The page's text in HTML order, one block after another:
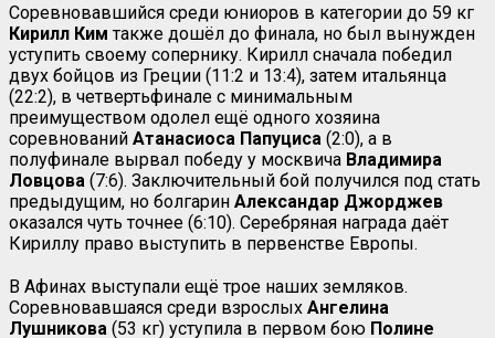
Соревновавшийся среди юниоров в категории до 59 кг
Кирилл Ким также дошёл до финала, но был вынужден
уступить своему сопернику. Кирилл сначала победил
двух бойцов из Греции (11:2 и 13:4), затем итальянца
(22:2), в четвертьфинале с минимальным
преимуществом одолел ещё одного хозяина
соревнований Атанасиоса Папуциса (2:0), а в
полуфинале вырвал победу у москвича Владимира
Ловцова (7:6). Заключительный бой получился под стать
предыдущим, но болгарин Александар Джорджев
оказался чуть точнее (6:10). Серебряная награда даёт
Кириллу право выступить в первенстве Европы.
В Афинах выступали ещё трое наших земляков.
Соревновавшаяся среди взрослых Ангелина
Лушникова (53 кг) уступила в первом бою Полине